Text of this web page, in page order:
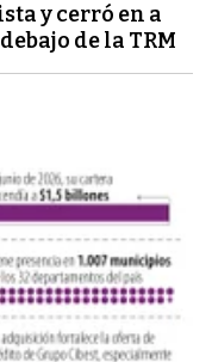
y cerró en a
de la TRM